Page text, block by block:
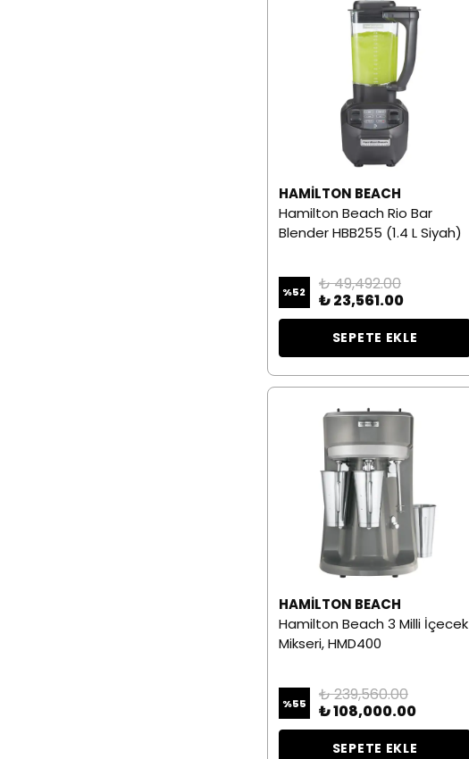
HAMILTON BEACH
Hamilton Beach Rio Bar
Blender HBB255 (1.4 L Siyah)
%52
₺ 49,492.00
₺ 23,561.00
SEPETE EKLE
HAMILTON BEACH
Hamilton Beach 3 Milli İçecek
Mikseri, HMD400
%55
₺ 239,560.00
₺ 108,000.00
SEPETE EKLE